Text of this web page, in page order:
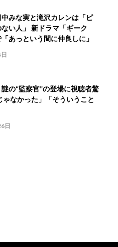
みな実と滝沢カレンは「ピ
い人」 新ドラマ「ギーク
あっという間に仲良しに」
謎の“監察官”の登場に視聴者驚
ゃなかった」「そういうこと
日